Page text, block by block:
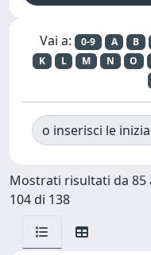
Vai a: 0-9 A B
K
L M N O
o inserisci le
Mostrati risultati da 85
104 di 138